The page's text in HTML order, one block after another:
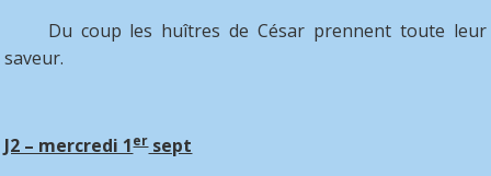
Du coup les huîtres de César prennent toute leur
saveur.
J2 – mercredi 1ersept